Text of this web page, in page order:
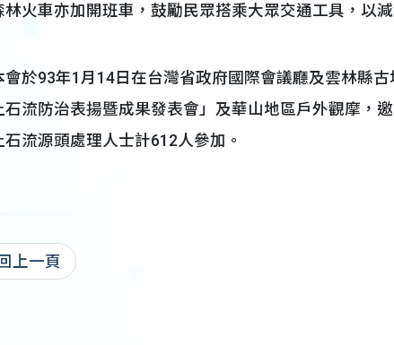
林火車亦加開班車，鼓勵民眾搭乘大眾交通工具，以減
會於93年1月14日在台灣省政府國際會議廳及雲林縣
石流防治表揚暨成果發表會」及華山地區戶外觀摩，
石流源頭處理人士計612人參加。
回上一頁